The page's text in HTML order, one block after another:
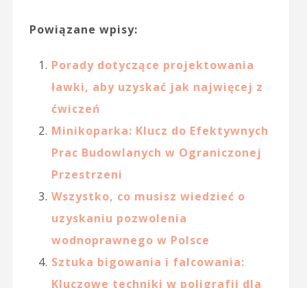
Powiązane wpisy:
Porady dotyczące projektowania
ławki, aby uzyskać jak najwięcej z
ćwiczeń
Minikoparka: Klucz do Efektywnych
Prac Budowlanych w Ograniczonej
Przestrzeni
Wszystko, co musisz wiedzieć o
uzyskaniu pozwolenia
wodnoprawnego w Polsce
Sztuka bigowania i falcowania:
Kluczowe techniki w poligrafii dla